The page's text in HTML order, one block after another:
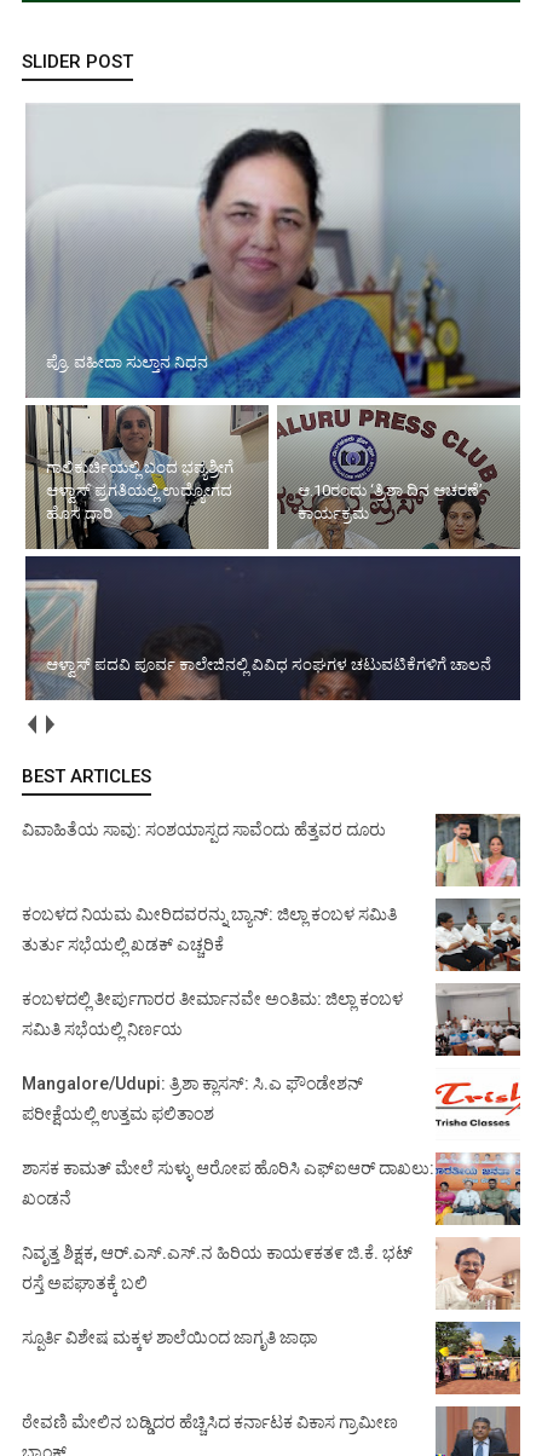
SLIDER POST
ಪ್ರೊ. ವಹೀದಾ ಸುಲ್ತಾನ ನಿಧನ
ಗಾಲಿಕುರ್ಚಿಯಲ್ಲಿ ಬಂದ ಭವ್ಯಶ್ರೀಗೆ
ಆಳ್ವಾಸ್ ಪ್ರಗತಿಯಲ್ಲಿ ಉದ್ಯೋಗದ
ಹೊಸ ದಾರಿ
ಆ.10ರಂದು ‘ತ್ರಿಶಾ ದಿನ ಆಚರಣೆ’
ಕಾರ್ಯಕ್ರಮ
ಆಳ್ವಾಸ್ ಪದವಿ ಪೂರ್ವ ಕಾಲೇಜಿನಲ್ಲಿ ವಿವಿಧ ಸಂಘಗಳ ಚಟುವಟಿಕೆಗಳಿಗೆ ಚಾಲನೆ
BEST ARTICLES
ವಿವಾಹಿತೆಯ ಸಾವು: ಸಂಶಯಾಸ್ಪದ ಸಾವೆಂದು ಹೆತ್ತವರ ದೂರು
ಕಂಬಳದ ನಿಯಮ ಮೀರಿದವರನ್ನು ಬ್ಯಾನ್: ಜಿಲ್ಲಾ ಕಂಬಳ ಸಮಿತಿ
ತುರ್ತು ಸಭೆಯಲ್ಲಿ ಖಡಕ್ ಎಚ್ಚರಿಕೆ
ಕಂಬಳದಲ್ಲಿ ತೀರ್ಪುಗಾರರ ತೀರ್ಮಾನವೇ ಅಂತಿಮ: ಜಿಲ್ಲಾ ಕಂಬಳ
ಸಮಿತಿ ಸಭೆಯಲ್ಲಿ ನಿರ್ಣಯ
Mangalore/Udupi: ತ್ರಿಶಾ ಕ್ಲಾಸಸ್: ಸಿ.ಎ ಫೌಂಡೇಶನ್
ಪರೀಕ್ಷೆಯಲ್ಲಿ ಉತ್ತಮ ಫಲಿತಾಂಶ
ಶಾಸಕ ಕಾಮತ್ ಮೇಲೆ ಸುಳ್ಳು ಆರೋಪ ಹೊರಿಸಿ ಎಫ್‌ಐಆರ್ ದಾಖಲು:
ಖಂಡನೆ
ನಿವೃತ್ತ ಶಿಕ್ಷಕ, ಆರ್.ಎಸ್.ಎಸ್.ನ ಹಿರಿಯ ಕಾಯ೯ಕತ೯ ಜಿ.ಕೆ. ಭಟ್
ರಸ್ತೆ ಅಪಘಾತಕ್ಕೆ ಬಲಿ
ಸ್ಪೂರ್ತಿ ವಿಶೇಷ ಮಕ್ಕಳ ಶಾಲೆಯಿಂದ ಜಾಗೃತಿ ಜಾಥಾ
ಠೇವಣಿ ಮೇಲಿನ ಬಡ್ಡಿದರ ಹೆಚ್ಚಿಸಿದ ಕರ್ನಾಟಕ ವಿಕಾಸ ಗ್ರಾಮೀಣ
ಬ್ಯಾಂಕ್